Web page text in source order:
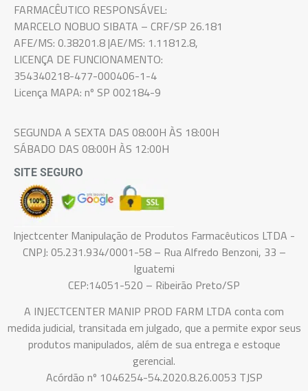
FARMACÊUTICO RESPONSÁVEL:
MARCELO NOBUO SIBATA – CRF/SP 26.181
AFE/MS: 0.38201.8 |AE/MS: 1.11812.8,
LICENÇA DE FUNCIONAMENTO:
354340218-477-000406-1-4
Licença MAPA: nº SP 002184-9
SEGUNDA A SEXTA DAS 08:00H ÀS 18:00H
SÁBADO DAS 08:00H ÀS 12:00H
SITE SEGURO
Injectcenter Manipulação de Produtos Farmacêuticos LTDA -
CNPJ: 05.231.934/0001-58 – Rua Alfredo Benzoni, 33 –
Iguatemi
CEP:14051-520 – Ribeirão Preto/SP
A INJECTCENTER MANIP PROD FARM LTDA conta com
medida judicial, transitada em julgado, que a permite expor seus
produtos manipulados, além de sua entrega e estoque
gerencial.
Acórdão nº 1046254-54.2020.8.26.0053 TJSP